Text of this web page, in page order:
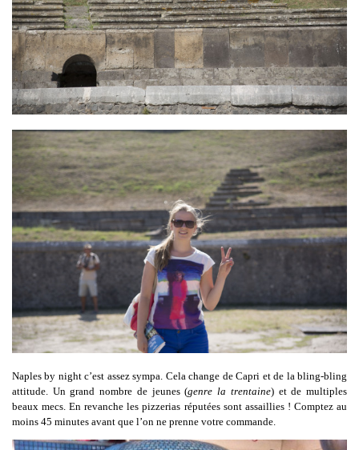
Naples by night c’est assez sympa. Cela change de Capri et de la bling-bling
attitude. Un grand nombre de jeunes (genre la trentaine) et de multiples
beaux mecs. En revanche les pizzerias réputées sont assaillies ! Comptez au
moins 45 minutes avant que l’on ne prenne votre commande.